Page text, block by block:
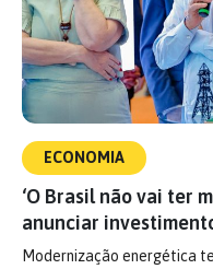
ECONOMIA
‘O Brasil não vai ter
anunciar
Modernização energética